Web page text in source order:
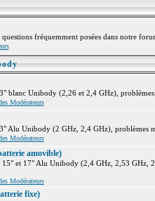
fréquemment posées dans notre
blanc Unibody (2,26 et 2,4 GHz),
Modérateurs
Alu Unibody (2 GHz, 2,4 GHz), problèmes
Modérateurs
amovible)
et 17" Alu Unibody (2,4 GHz, 2,53 GHz,
Modérateurs
fixe)